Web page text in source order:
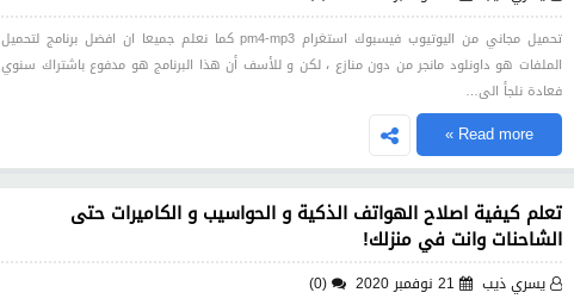
تحميل مجاني من اليوتيوب فيسبوك استغرام pm4-mp3 كما نعلم جميعا ان افضل برنامج لتحميل
الملفات هو داونلود مانجر من دون منازع ، لكن و للأسف أن هذا البرنامج هو مدفوع باشتراك سنوي
فعادة نلجأ الى…
Read more »
تعلم كيفية اصلاح الهواتف الذكية و الحواسيب و الكاميرات حتى
الشاحنات وانت في منزلك!
يسري ذيب 21 نوفمبر 2020 (0)